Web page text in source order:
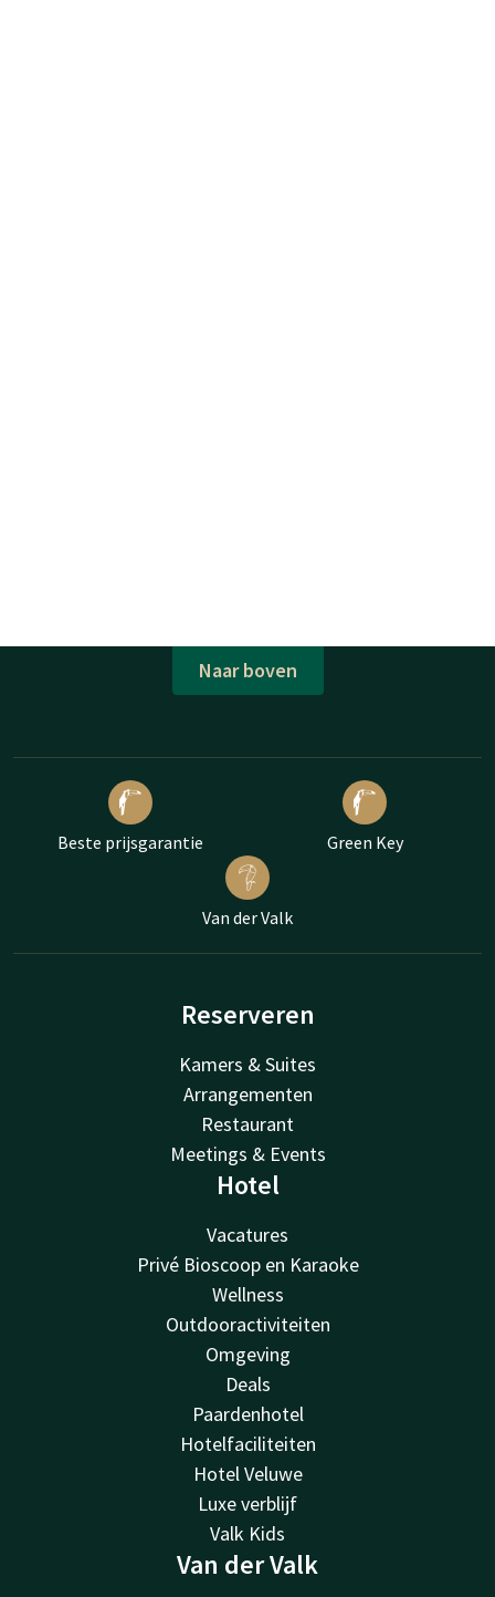
Naar boven
Beste prijsgarantie Green Key
Van der Valk
Reserveren
Kamers & Suites
Arrangementen
Restaurant
Meetings & Events
Hotel
Vacatures
Privé Bioscoop en Karaoke
Wellness
Outdooractiviteiten
Omgeving
Deals
Paardenhotel
Hotelfaciliteiten
Hotel Veluwe
Luxe verblijf
Valk Kids
Van der Valk